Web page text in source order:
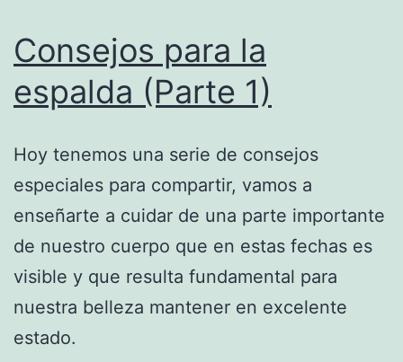
Consejos para la
espalda (Parte 1)
Hoy tenemos una serie de consejos
especiales para compartir, vamos a
enseñarte a cuidar de una parte importante
de nuestro cuerpo que en estas fechas es
visible y que resulta fundamental para
nuestra belleza mantener en excelente
estado.